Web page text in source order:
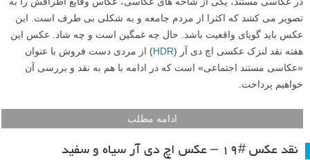
تصویر می کشد که اکثرا از مردم جامعه و به شکلی بی طرف است. این
عکس باید گویای واقعیت باشد. حال چه غمگین است و چه شاد. عکس این
هفته نقد لنزک عکسی اچ دی آر (HDR) از مردی دست فروش با عنوان
«عکاسی مستند اجتماعی» است که در ادامه با هم به نقد و بررسی آن
خواهیم پرداخت.
ادامه مطلب
نقد عکس #۱۹ – عکس اچ دی آر سیاه و سفید